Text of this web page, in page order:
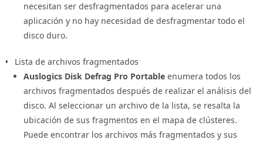
necesitan ser desfragmentados para acelerar una
aplicación y no hay necesidad de desfragmentar todo el
disco duro.
Lista de archivos fragmentados
Auslogics Disk Defrag Pro Portable enumera todos los
archivos fragmentados después de realizar el análisis del
disco. Al seleccionar un archivo de la lista, se resalta la
ubicación de sus fragmentos en el mapa de clústeres.
Puede encontrar los archivos más fragmentados y sus